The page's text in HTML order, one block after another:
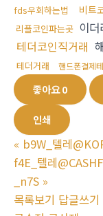
fds우회하는법
비트
리플코인파는곳 이
테더코인직거래
테더거래
핸드폰결제
좋아요0
인쇄
« b9W_텔레
f4E_텔레
_n7S »
목록보기 답글쓰기